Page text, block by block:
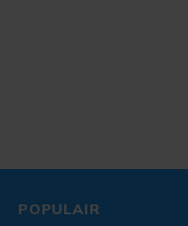
POPULAIR